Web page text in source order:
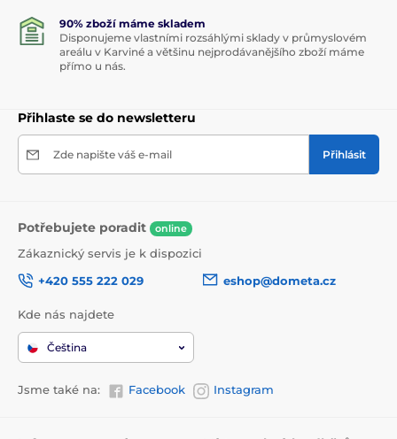
90% zboží máme skladem
Disponujeme vlastními rozsáhlými sklady v průmyslovém
areálu v Karviné a většinu nejprodávanějšího zboží máme
přímo u nás.
Přihlaste se do newsletteru
Zde napište váš e-mail Přihlásit
Potřebujete poradit online
Zákaznický servis je k dispozici
+420 555 222 029
eshop@dometa.cz
Kde nás najdete
Čeština
Jsme také na: Facebook Instagram